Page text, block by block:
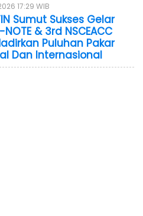
17:29 WIB
Sumut Sukses Gelar
& 3rd NSCEACC
Puluhan Pakar
Dan Internasional